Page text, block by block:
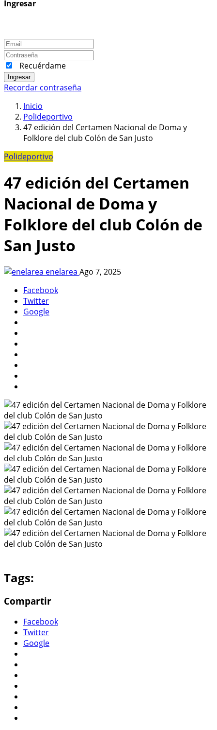
Ingresar
Recuérdame
Ingresar
Recordar contraseña
Inicio
Polideportivo
47 edición del Certamen Nacional de Doma y
Folklore del club Colón de San Justo
Polideportivo
47 edición del Certamen
Nacional de Doma y
Folklore del club Colón de
San Justo
enelarea Ago 7, 2025
Facebook
Twitter
Google
Tags:
Compartir
Facebook
Twitter
Google